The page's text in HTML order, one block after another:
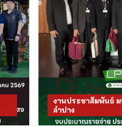
งานประชาสัมพันธ์
ลำปาง